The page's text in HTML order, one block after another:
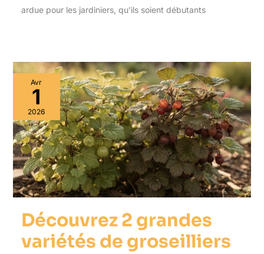
ardue pour les jardiniers, qu’ils soient débutants
Avr
1
2026
Découvrez 2 grandes
variétés de groseilliers